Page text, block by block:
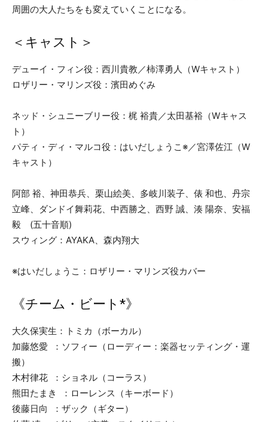
周囲の大人たちをも変えていくことになる。
＜キャスト＞
デューイ・フィン役：西川貴教／柿澤勇人（Wキャスト）
ロザリー・マリンズ役：濱田めぐみ
ネッド・シュニーブリー役：梶 裕貴／太田基裕（Wキャス
ト）
パティ・ディ・マルコ役：はいだしょうこ※／宮澤佐江（W
キャスト）
阿部 裕、神田恭兵、栗山絵美、多岐川装子、俵 和也、丹宗
立峰、ダンドイ舞莉花、中西勝之、西野 誠、湊 陽奈、安福
毅 (五十音順)
スウィング：AYAKA、森内翔大
※はいだしょうこ：ロザリー・マリンズ役カバー
《チーム・ビート*》
大久保実生：トミカ（ボーカル）
加藤悠愛 ：ソフィー（ローディー：楽器セッティング・運
搬）
木村律花 ：ショネル（コーラス）
熊田たまき ：ローレンス（キーボード）
後藤日向 ：ザック（ギター）